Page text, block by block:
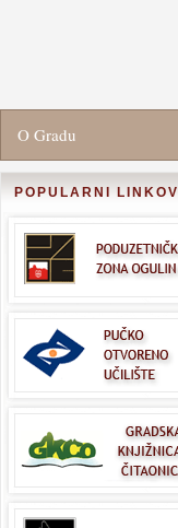
O Gradu
POPULARNI LINKOVI